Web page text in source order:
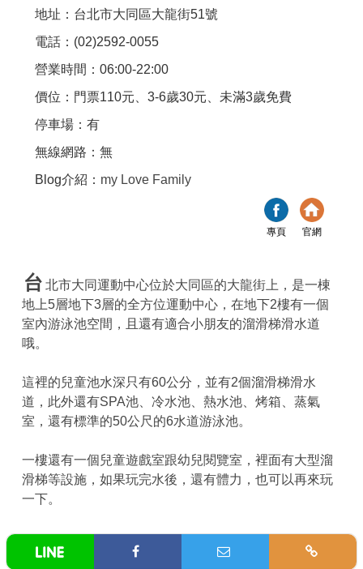
地址：台北市大同區大龍街51號
電話：(02)2592-0055
營業時間：06:00-22:00
價位：門票110元、3-6歲30元、未滿3歲免費
停車場：有
無線網路：無
Blog介紹： my Love Family
專頁 官網
台 北市大同運動中心位於大同區的大龍街上，是一棟
地上5層地下3層的全方位運動中心，在地下2樓有一個
室內游泳池空間，且還有適合小朋友的溜滑梯滑水道
哦。
這裡的兒童池水深只有60公分，並有2個溜滑梯滑水
道，此外還有SPA池、冷水池、熱水池、烤箱、蒸氣
室，還有標準的50公尺的6水道游泳池。
一樓還有一個兒童遊戲室跟幼兒閱覽室，裡面有大型溜
滑梯等設施，如果玩完水後，還有體力，也可以再來玩
一下。